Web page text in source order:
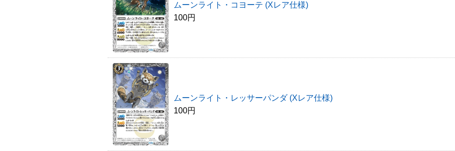
ムーンライト・コヨーテ (Xレア仕様)
100円
ムーンライト・レッサーパンダ (Xレア仕様)
100円